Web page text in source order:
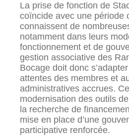
La prise de fonction de
coïncide avec une période
connaissent de
notamment dans leurs
fonctionnement et de
gestion associative des
Bocage doit donc
attentes des membres et
administratives accrues.
modernisation des outils
la recherche de
mise en place d’une
participative renforcée.